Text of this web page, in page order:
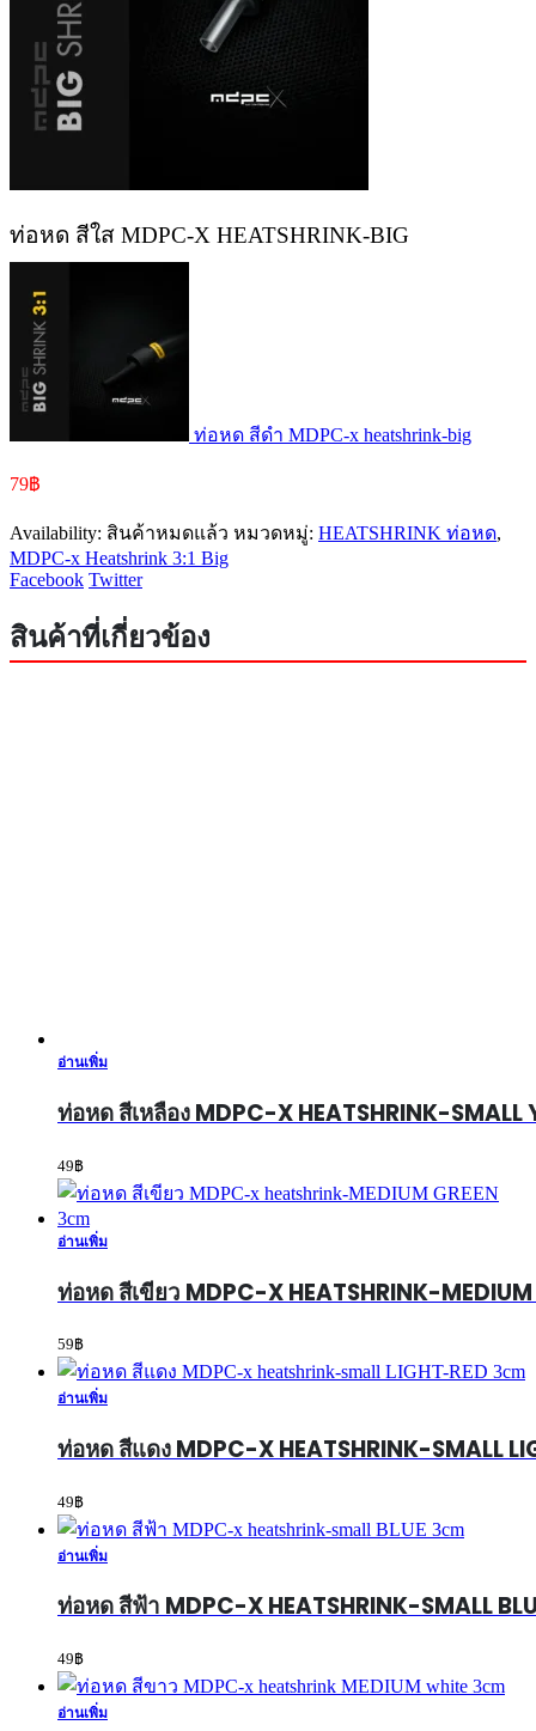
ท่อหด สีใส MDPC-X HEATSHRINK-BIG
ท่อหด สีดำ MDPC-x heatshrink-big
79฿
Availability: สินค้าหมดแล้ว หมวดหมู่: HEATSHRINK ท่อหด,
MDPC-x Heatshrink 3:1 Big
Facebook Twitter
สินค้าที่เกี่ยวข้อง
อ่านเพิ่ม
ท่อหด สีเหลือง MDPC-X HEATSHRINK-SMALL
49฿
อ่านเพิ่ม
ท่อหด สีเขียว MDPC-X HEATSHRINK-MEDIUM
59 ฿
อ่านเพิ่ม
ท่อหด สีแดง MDPC-X HEATSHRINK-SMALL
49฿
อ่านเพิ่ม
ท่อหด สีฟ้า MDPC-X HEATSHRINK-SMALL
49 ฿
อ่านเพิ่ม